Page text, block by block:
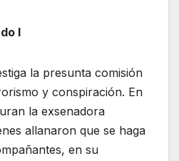
I
la presunta comisión
y conspiración. En
la exsenadora
allanaron que se haga
en su